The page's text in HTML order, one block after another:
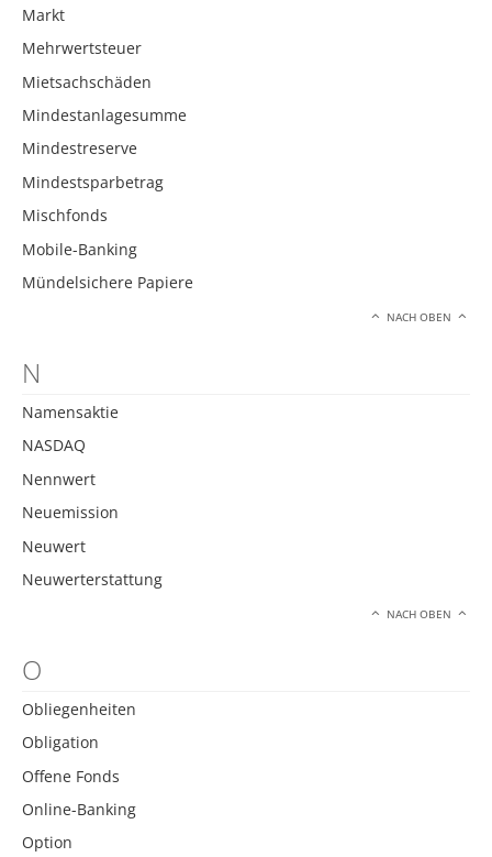
Markt
Mehrwertsteuer
Mietsachschäden
Mindestanlagesumme
Mindestreserve
Mindestsparbetrag
Mischfonds
Mobile-Banking
Mündelsichere Papiere
NACH OBEN
N
Namensaktie
NASDAQ
Nennwert
Neuemission
Neuwert
Neuwerterstattung
NACH OBEN
O
Obliegenheiten
Obligation
Offene Fonds
Online-Banking
Option